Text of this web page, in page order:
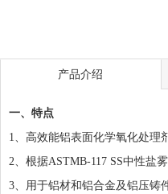
产品介绍
一、特点
1、高效能铝表面化学氧化处理
2、根据ASTMB-117 SS中性盐
3、用于铝材和铝合金及铝压铸